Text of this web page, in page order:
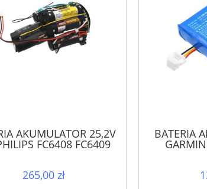
AKUMULATOR 25,2V
FC6408 FC6409
265,00 zł
BATERIA